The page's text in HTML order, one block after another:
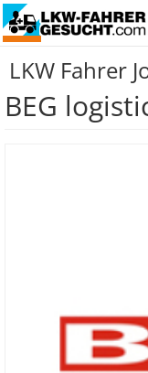
LKW Fahrer
BEG